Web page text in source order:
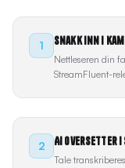
1 Snakk inn i
Nettleseren din
StreamFluent-
2 AI oversetter
Tale